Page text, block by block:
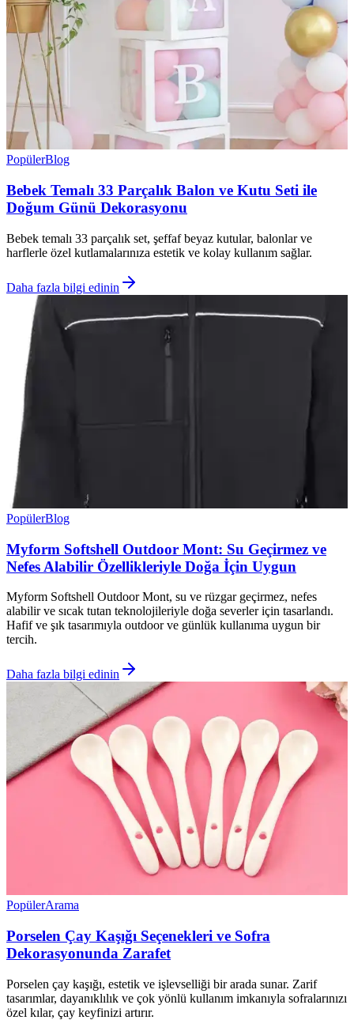
PopülerBlog
Bebek Temalı 33 Parçalık Balon ve Kutu Seti ile
Doğum Günü Dekorasyonu
Bebek temalı 33 parçalık set, şeffaf beyaz kutular, balonlar ve
harflerle özel kutlamalarınıza estetik ve kolay kullanım sağlar.
Daha fazla bilgi edinin
PopülerBlog
Myform Softshell Outdoor Mont: Su Geçirmez ve
Nefes Alabilir Özellikleriyle Doğa İçin Uygun
Myform Softshell Outdoor Mont, su ve rüzgar geçirmez, nefes
alabilir ve sıcak tutan teknolojileriyle doğa severler için tasarlandı.
Hafif ve şık tasarımıyla outdoor ve günlük kullanıma uygun bir
tercih.
Daha fazla bilgi edinin
PopülerArama
Porselen Çay Kaşığı Seçenekleri ve Sofra
Dekorasyonunda Zarafet
Porselen çay kaşığı, estetik ve işlevselliği bir arada sunar. Zarif
tasarımlar, dayanıklılık ve çok yönlü kullanım imkanıyla sofralarınızı
özel kılar, çay keyfinizi artırır.